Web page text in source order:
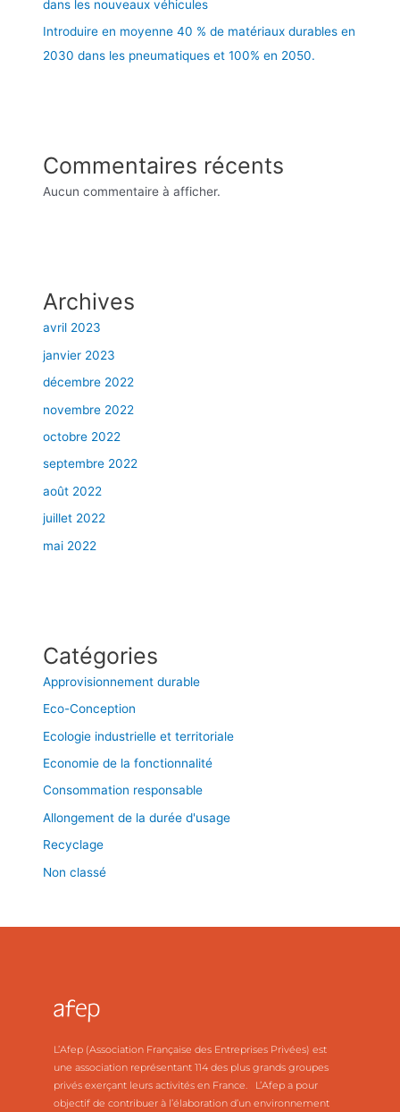
dans les nouveaux véhicules
Introduire en moyenne 40 % de matériaux durables en
2030 dans les pneumatiques et 100% en 2050.
Commentaires récents
Aucun commentaire à afficher.
Archives
avril 2023
janvier 2023
décembre 2022
novembre 2022
octobre 2022
septembre 2022
août 2022
juillet 2022
mai 2022
Catégories
Approvisionnement durable
Eco-Conception
Ecologie industrielle et territoriale
Economie de la fonctionnalité
Consommation responsable
Allongement de la durée d'usage
Recyclage
Non classé
L’Afep (Association Française des Entreprises Privées) est
une association représentant 114 des plus grands groupes
privés exerçant leurs activités en France. L’Afep a pour
objectif de contribuer à l’élaboration d’un environnement